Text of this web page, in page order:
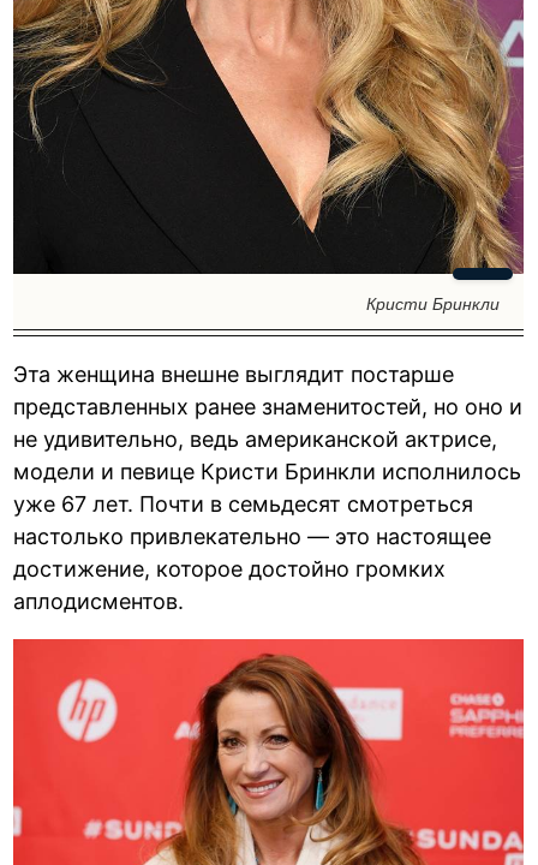
Кристи Бринкли
Эта женщина внешне выглядит постарше
представленных ранее знаменитостей, но оно и
не удивительно, ведь американской актрисе,
модели и певице Кристи Бринкли исполнилось
уже 67 лет. Почти в семьдесят смотреться
настолько привлекательно — это настоящее
достижение, которое достойно громких
аплодисментов.